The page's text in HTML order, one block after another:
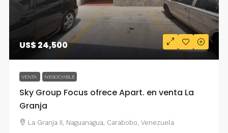
US$ 24,500
VENTA NEGOCIABLE
Sky Group Focus ofrece Apart. en venta La
Granja
La Granja II, Naguanagua, Carabobo, Venezuela